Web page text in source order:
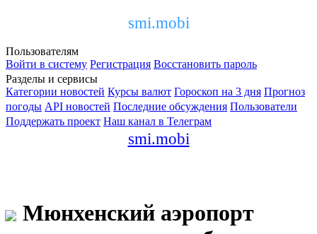
smi.mobi
Пользователям
Войти в систему Регистрация Восстановить пароль
Разделы и сервисы
Категории новостей Курсы валют Гороскоп на 3 дня Прогноз
погоды API новостей Последние обсуждения Пользователи
Поддержать проект Наш канал в Телеграм
smi.mobi
Мюнхенский аэропорт